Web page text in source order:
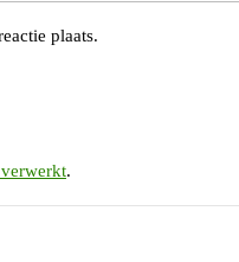
plaats.
.